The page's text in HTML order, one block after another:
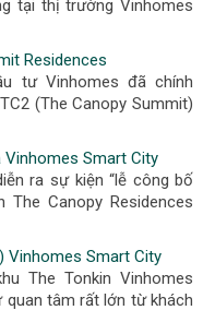
tại thị trường Vinhomes
Residences
tư Vinhomes đã chính
(The Canopy Summit)
Vinhomes Smart City
ra sự kiện “lễ công bố
Canopy Residences
Vinhomes Smart City
The Tonkin Vinhomes
tâm rất lớn từ khách